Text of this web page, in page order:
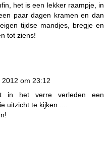
het is een lekker raampje, in
paar dagen kramen en dan
tijdse mandjes, bregje en
tot ziens!
2012 om 23:12
in het verre verleden een
uitzicht te kijken.....